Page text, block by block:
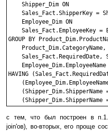
    Shipper_Dim ON
Sales_Fact.ShipperKey =
    Employee_Dim ON
Sales_Fact.EmployeeKey =
GROUP BY
Sales_Fact.RequiredDate,
    Employee_Dim.EmployeeName
HAVING
(Shipper_Dim.ShipperName
c тем, что был построен в
join'ов), во-вторых, его проще